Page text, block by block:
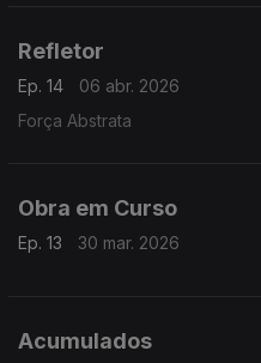
Refletor
Ep. 14
06 abr. 2026
Força Abstrata
Obra em Curso
Ep. 13 30 mar. 2026
Acumulados